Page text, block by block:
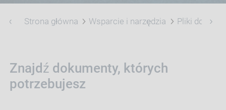
Strona główna Wsparcie i narzędzia Pliki do
Znajdź dokumenty, których
potrzebujesz